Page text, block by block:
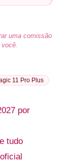
uma comissão
11 Pro Plus
por
tudo